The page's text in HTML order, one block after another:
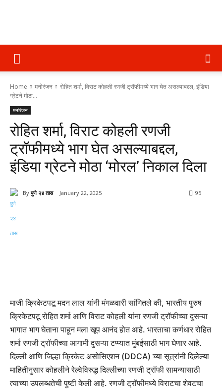
पुणे
२४
तास
Home मनोरंजन
रोहित शर्मा, विराट कोहली रणजी ट्रॉफीमध्ये भाग घेत असल्याबद्दल, इंडिया
ग्रेटने मोठा...
मनोरंजन
रोहित शर्मा, विराट कोहली रणजी
ट्रॉफीमध्ये भाग घेत असल्याबद्दल,
इंडिया ग्रेटने मोठा ‘मोरल’ निकाल दिला
By पुणे २४ तास January 22, 2025 95
माजी क्रिकेटपटू मदन लाल यांनी मंगळवारी सांगितले की, भारतीय पुरुष
क्रिकेटपटू रोहित शर्मा आणि विराट कोहली यांना रणजी ट्रॉफीच्या दुसऱ्या
भागात भाग घेताना पाहून मला खूप आनंद होत आहे. भारताचा कर्णधार रोहित
शर्मा रणजी ट्रॉफीच्या आगामी दुसऱ्या टप्प्यात मुंबईसाठी भाग घेणार आहे.
दिल्ली आणि जिल्हा क्रिकेट असोसिएशन (DDCA) च्या सूत्रांनी दिलेल्या
माहितीनुसार कोहलीने रेल्वेविरुद्ध दिल्लीच्या रणजी ट्रॉफी सामन्यासाठी
त्याच्या उपलब्धतेची पुष्टी केली आहे. रणजी ट्रॉफीमध्ये विराटचा शेवटचा